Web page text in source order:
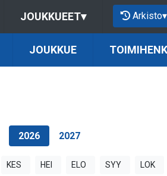
JOUKKUEET▾ Arkisto▾
JOUKKUE
2026 2027
KES HEI ELO SYY LOK